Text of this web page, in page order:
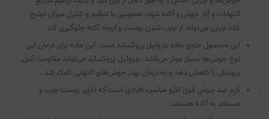
التهابات و آثار جوش و آکنه شود. همچنین با تنظیم و کنترل میزان ترشح
غدد چربی می‌تواند از چرب شدن پوست و ایجاد آکنه جلوگیری کند.
این محصول حاوی ماده بنزوئیل پروکساید است. این ماده برای درمان این
نوع جوش‌ها بسیار موثر می‌باشد. بنزوئیل پروکساید می‌تواند مقاومت آنتی
بیوتیکی را کاهش دهد و به درمان بهتر جوش‌های التهابی کمک کند.
کرم ضد جوش قوی الارو مناسب افرادی است که دارای پوست چرب و
مستعد به آکنه هستند.